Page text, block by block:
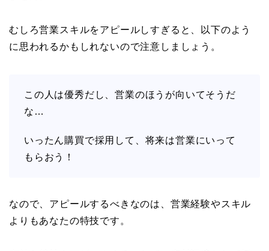
むしろ営業スキルをアピールしすぎると、以下のよう
に思われるかもしれないので注意しましょう。
この人は優秀だし、営業のほうが向いてそうだ
な…
いったん購買で採用して、将来は営業にいって
もらおう！
なので、アピールするべきなのは、営業経験やスキル
よりもあなたの特技です。